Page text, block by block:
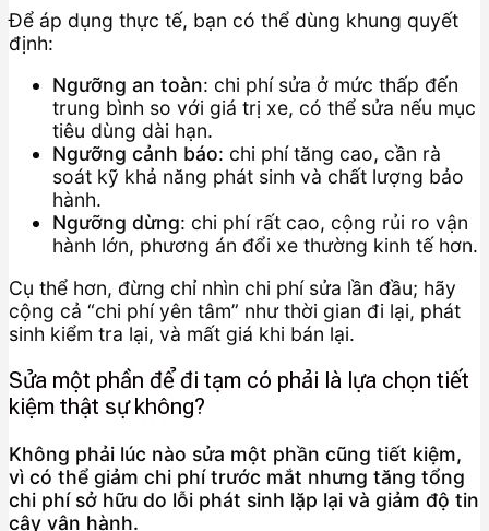
Để áp dụng thực tế, bạn có thể dùng khung quyết
định:
Ngưỡng an toàn: chi phí sửa ở mức thấp đến
trung bình so với giá trị xe, có thể sửa nếu mục
tiêu dùng dài hạn.
Ngưỡng cảnh báo: chi phí tăng cao, cần rà
soát kỹ khả năng phát sinh và chất lượng bảo
hành.
Ngưỡng dừng: chi phí rất cao, cộng rủi ro vận
hành lớn, phương án đổi xe thường kinh tế hơn.
Cụ thể hơn, đừng chỉ nhìn chi phí sửa lần đầu; hãy
cộng cả “chi phí yên tâm” như thời gian đi lại, phát
sinh kiểm tra lại, và mất giá khi bán lại.
Sửa một phần để đi tạm có phải là lựa chọn tiết
kiệm thật sự không?
Không phải lúc nào sửa một phần cũng tiết kiệm,
vì có thể giảm chi phí trước mắt nhưng tăng tổng
chi phí sở hữu do lỗi phát sinh lặp lại và giảm độ tin
cậy vận hành.